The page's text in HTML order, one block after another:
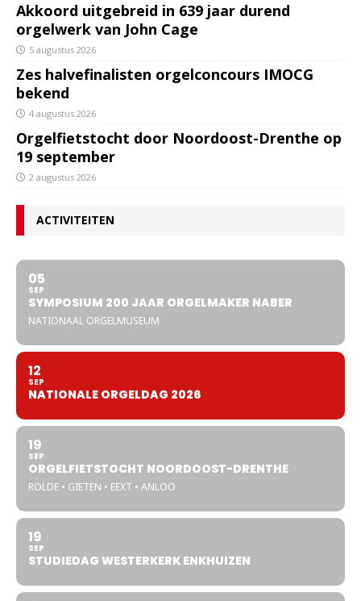
Akkoord uitgebreid in 639 jaar durend
orgelwerk van John Cage
5 augustus 2026
Zes halvefinalisten orgelconcours IMOCG
bekend
4 augustus 2026
Orgelfietstocht door Noordoost-Drenthe op
19 september
2 augustus 2026
ACTIVITEITEN
05
SEP
SYMPOSIUM 200 JAAR ORGELMAKER NABER
NATIONAAL ORGELMUSEUM
12
SEP
NATIONALE ORGELDAG 2026
19
SEP
ORGELFIETSTOCHT NOORDOOST-DRENTHE
ROLDE • GIETEN • EEXT • ANLOO
19
SEP
STUDIEDAG WESTERKERK ENKHUIZEN